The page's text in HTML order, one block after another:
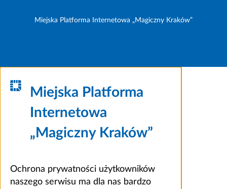
Miejska Platforma Internetowa „Magiczny Kraków”
Miejska Platforma
Internetowa
„Magiczny Kraków”
Ochrona prywatności użytkowników
naszego serwisu ma dla nas bardzo